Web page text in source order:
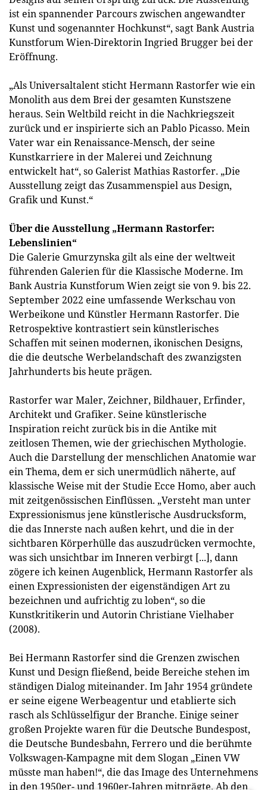
ist ein spannender Parcours zwischen angewandter
Kunst und sogenannter Hochkunst“, sagt Bank Austria
Kunstforum Wien-Direktorin Ingried Brugger bei der
Eröffnung.
„Als Universaltalent sticht Hermann Rastorfer wie ein
Monolith aus dem Brei der gesamten Kunstszene
heraus. Sein Weltbild reicht in die Nachkriegszeit
zurück und er inspirierte sich an Pablo Picasso. Mein
Vater war ein Renaissance-Mensch, der seine
Kunstkarriere in der Malerei und Zeichnung
entwickelt hat“, so Galerist Mathias Rastorfer. „Die
Ausstellung zeigt das Zusammenspiel aus Design,
Grafik und Kunst.“
Über die Ausstellung „Hermann Rastorfer:
Lebenslinien“
Die Galerie Gmurzynska gilt als eine der weltweit
führenden Galerien für die Klassische Moderne. Im
Bank Austria Kunstforum Wien zeigt sie von 9. bis 22.
September 2022 eine umfassende Werkschau von
Werbeikone und Künstler Hermann Rastorfer. Die
Retrospektive kontrastiert sein künstlerisches
Schaffen mit seinen modernen, ikonischen Designs,
die die deutsche Werbelandschaft des zwanzigsten
Jahrhunderts bis heute prägen.
Rastorfer war Maler, Zeichner, Bildhauer, Erfinder,
Architekt und Grafiker. Seine künstlerische
Inspiration reicht zurück bis in die Antike mit
zeitlosen Themen, wie der griechischen Mythologie.
Auch die Darstellung der menschlichen Anatomie war
ein Thema, dem er sich unermüdlich näherte, auf
klassische Weise mit der Studie Ecce Homo, aber auch
mit zeitgenössischen Einflüssen. „Versteht man unter
Expressionismus jene künstlerische Ausdrucksform,
die das Innerste nach außen kehrt, und die in der
sichtbaren Körperhülle das auszudrücken vermochte,
was sich unsichtbar im Inneren verbirgt [...], dann
zögere ich keinen Augenblick, Hermann Rastorfer als
einen Expressionisten der eigenständigen Art zu
bezeichnen und aufrichtig zu loben“, so die
Kunstkritikerin und Autorin Christiane Vielhaber
(2008).
Bei Hermann Rastorfer sind die Grenzen zwischen
Kunst und Design fließend, beide Bereiche stehen im
ständigen Dialog miteinander. Im Jahr 1954 gründete
er seine eigene Werbeagentur und etablierte sich
rasch als Schlüsselfigur der Branche. Einige seiner
großen Projekte waren für die Deutsche Bundespost,
die Deutsche Bundesbahn, Ferrero und die berühmte
Volkswagen-Kampagne mit dem Slogan „Einen VW
müsste man haben!“, die das Image des Unternehmens
in den 1950er- und 1960er-Jahren mitprägte. Ab den